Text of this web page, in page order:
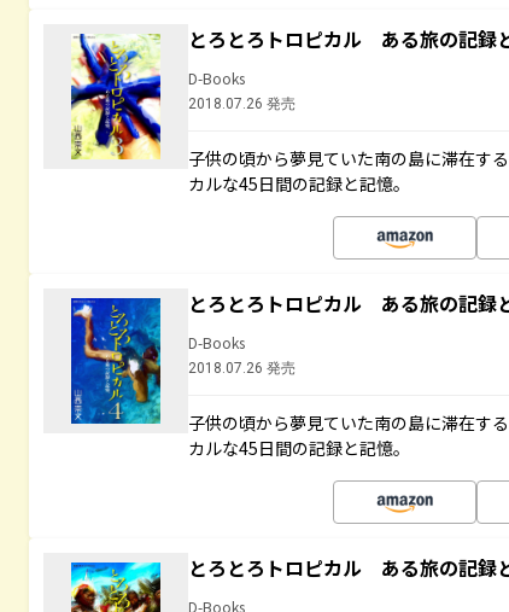
とろとろトロピカル ある旅の記
D-Books
2018.07.26 発売
子供の頃から夢見ていた南の島に滞在す
カルな45日間の記録と記憶。
とろとろトロピカル ある旅の記
D-Books
2018.07.26 発売
子供の頃から夢見ていた南の島に滞在す
カルな45日間の記録と記憶。
とろとろトロピカル ある旅の記
D-Books